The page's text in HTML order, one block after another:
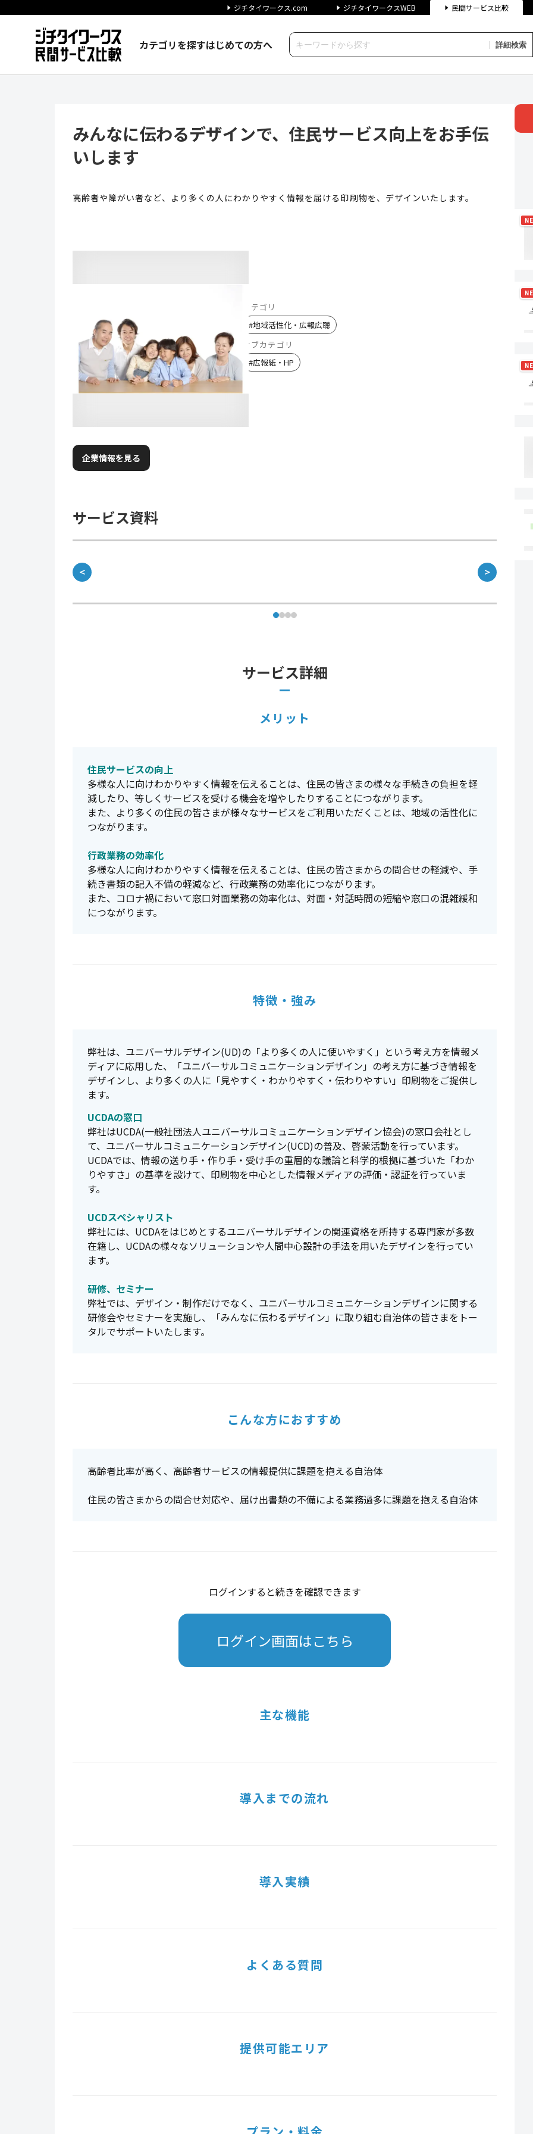
ジチタイワークス.com ジチタイワークスWEB 民間サービス比較
カテゴリを探すはじめての方へ 詳細検索
みんなに伝わるデザインで、住民サービス向上をお手伝
いします
高齢者や障がい者など、より多くの人にわかりやすく情報を届ける印刷物を、デザインいたします。
カテゴリ
#地域活性化・広報広聴
サブカテゴリ
#広報紙・HP
企業情報を見る
サービス資料
＜ ＞
サービス詳細
メリット
住民サービスの向上
多様な人に向けわかりやすく情報を伝えることは、住民の皆さまの様々な手続きの負担を軽
減したり、等しくサービスを受ける機会を増やしたりすることにつながります。
また、より多くの住民の皆さまが様々なサービスをご利用いただくことは、地域の活性化に
つながります。
行政業務の効率化
多様な人に向けわかりやすく情報を伝えることは、住民の皆さまからの問合せの軽減や、手
続き書類の記入不備の軽減など、行政業務の効率化につながります。
また、コロナ禍において窓口対面業務の効率化は、対面・対話時間の短縮や窓口の混雑緩和
につながります。
特徴・強み
弊社は、ユニバーサルデザイン(UD)の「より多くの人に使いやすく」という考え方を情報メ
ディアに応用した、「ユニバーサルコミュニケーションデザイン」の考え方に基づき情報を
デザインし、より多くの人に「見やすく・わかりやすく・伝わりやすい」印刷物をご提供し
ます。
UCDAの窓口
弊社はUCDA(一般社団法人ユニバーサルコミュニケーションデザイン協会)の窓口会社とし
て、ユニバーサルコミュニケーションデザイン(UCD)の普及、啓蒙活動を行っています。
UCDAでは、情報の送り手・作り手・受け手の重層的な議論と科学的根拠に基づいた「わか
りやすさ」の基準を設けて、印刷物を中心とした情報メディアの評価・認証を行っていま
す。
UCDスペシャリスト
弊社には、UCDAをはじめとするユニバーサルデザインの関連資格を所持する専門家が多数
在籍し、UCDAの様々なソリューションや人間中心設計の手法を用いたデザインを行ってい
ます。
研修、セミナー
弊社では、デザイン・制作だけでなく、ユニバーサルコミュニケーションデザインに関する
研修会やセミナーを実施し、「みんなに伝わるデザイン」に取り組む自治体の皆さまをトー
タルでサポートいたします。
こんな方におすすめ
高齢者比率が高く、高齢者サービスの情報提供に課題を抱える自治体
住民の皆さまからの問合せ対応や、届け出書類の不備による業務過多に課題を抱える自治体
ログインすると続きを確認できます
ログイン画面はこちら
主な機能
導入までの流れ
導入実績
よくある質問
提供可能エリア